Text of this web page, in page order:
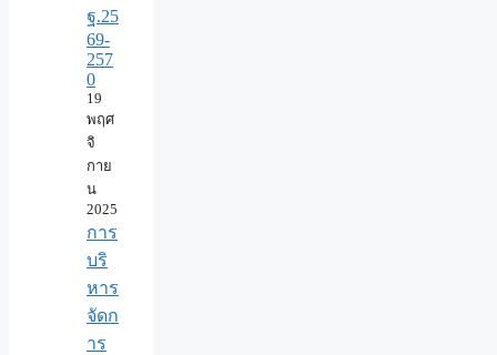
ฐ.25
69-
257
0
19
พฤศ
จิ
กาย
น
2025
การ
บริ
หาร
จัดก
าร